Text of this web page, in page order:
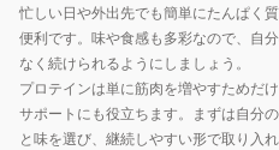
忙しい日や外出先でも簡単にたんぱく
便利です。味や食感も多彩なので、自
なく続けられるようにしましょう。
プロテインは単に筋肉を増やすためだ
サポートにも役立ちます。まずは自分
と味を選び、継続しやすい形で取り入